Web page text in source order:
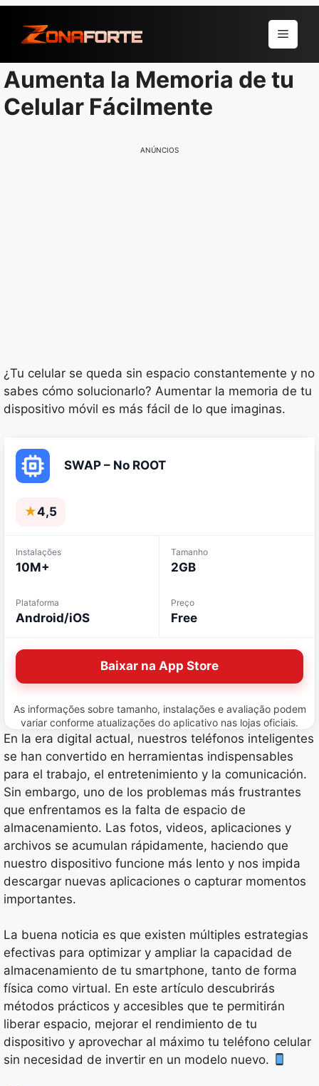
para
conteúdo
Menu
Aumenta la Memoria de tu
Celular Fácilmente
ANÚNCIOS
¿Tu celular se queda sin espacio constantemente y no
sabes cómo solucionarlo? Aumentar la memoria de tu
dispositivo móvil es más fácil de lo que imaginas.
SWAP – No ROOT
★4,5
Instalações
10M+
Tamanho
2GB
Plataforma
Android/iOS
Preço
Free
Baixar na App Store
As informações sobre tamanho, instalações e avaliação podem
variar conforme atualizações do aplicativo nas lojas oficiais.
En la era digital actual, nuestros teléfonos inteligentes
se han convertido en herramientas indispensables
para el trabajo, el entretenimiento y la comunicación.
Sin embargo, uno de los problemas más frustrantes
que enfrentamos es la falta de espacio de
almacenamiento. Las fotos, videos, aplicaciones y
archivos se acumulan rápidamente, haciendo que
nuestro dispositivo funcione más lento y nos impida
descargar nuevas aplicaciones o capturar momentos
importantes.
La buena noticia es que existen múltiples estrategias
efectivas para optimizar y ampliar la capacidad de
almacenamiento de tu smartphone, tanto de forma
física como virtual. En este artículo descubrirás
métodos prácticos y accesibles que te permitirán
liberar espacio, mejorar el rendimiento de tu
dispositivo y aprovechar al máximo tu teléfono celular
sin necesidad de invertir en un modelo nuevo.